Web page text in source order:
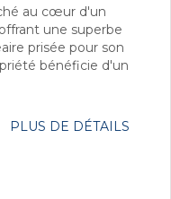
au cœur d'un
une superbe
prisée pour son
bénéficie d'un
PLUS DE DÉTAILS